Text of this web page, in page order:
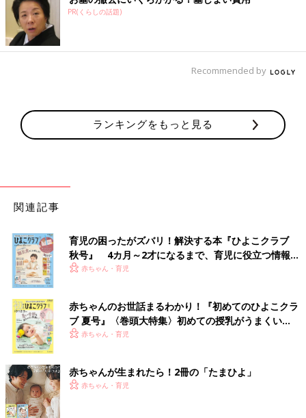
PR(くらしの話題)
Recommended by
ランキングをもっと見る
関連記事
育児の困ったがズバリ！解決する本『ひよこクラブ
秋号』 4カ月～2才になるまで、育児に役立つ情報が
いっぱい！
赤ちゃん・育児
赤ちゃんのお世話まるわかり！『初めてのひよこクラ
ブ 夏号』〈巻頭大特集〉初めての授乳がうまくい
く！ おっぱい・ミルクの基本と夏のトラブル 解決テ
赤ちゃん・育児
赤ちゃんが生まれたら！2冊の「たまひよ」
赤ちゃん・育児